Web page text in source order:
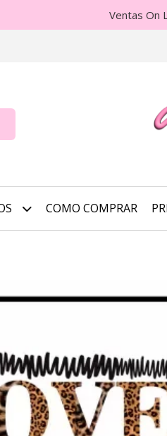
Ventas On
COMO COMPRAR